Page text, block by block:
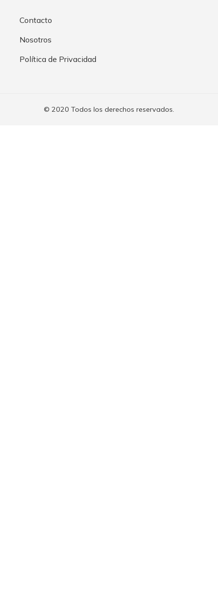
Contacto
Nosotros
Política de Privacidad
© 2020 Todos los derechos reservados.